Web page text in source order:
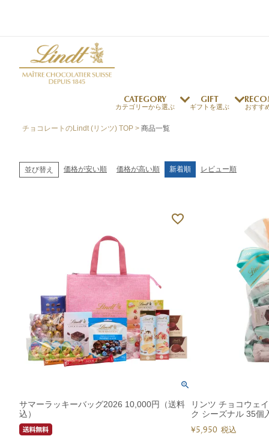
CATEGORY
カテゴリーから選ぶ
リンドール
フレーバー一覧
チョ
ショコラスイーツ
(焼き菓子)
リンツ・シン
GIFT
ギフトを選ぶ
eギフト
メッセ
おすす
新商品
リンツのご褒美サブス
ク
～￥2,000
店舗を探す カ
最上級のカカオ
独自の技術
リンドールの秘密
リンツバニー
よくある質問・お問い合わせ
チョコレートのLindt (リンツ) TOP 商品一覧
並び替え 価格が安い順 価格が高い順 新着順 レビュー順
サマーラッキーバッグ2026 10,000円（送料
込）
リンツ チョコウェ
ク シーズナル 35個
¥5,950 税込